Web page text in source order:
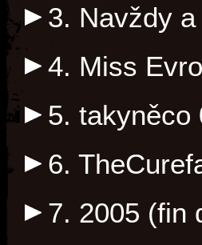
3. Navždy
4. Miss
5. takyněco
6.
7. 2005 (fin